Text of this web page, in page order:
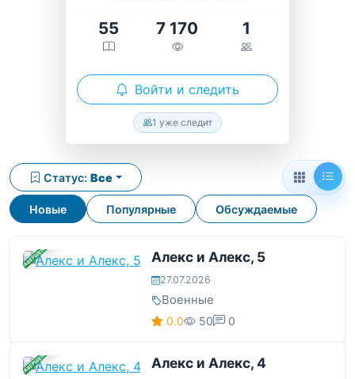
55 7 170 1
Войти и следить
1 уже следит
Новые Популярные Обсуждаемые
Статус: Все
ЗАВЕРШЕНА Алекс и Алекс, 5
27.07.2026
Военные
0.0 50 0
ЗАВЕРШЕНА Алекс и Алекс, 4